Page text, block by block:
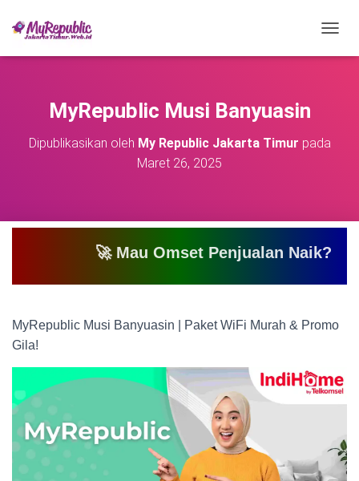
O
A
S
MyRepublic Musi Banyuasin
Dipublikasikan oleh My Republic Jakarta Timur pada
Maret 26, 2025
🚀 Mau Omset Penjualan Naik? Atau
MyRepublic Musi Banyuasin | Paket WiFi Murah & Promo
Gila!